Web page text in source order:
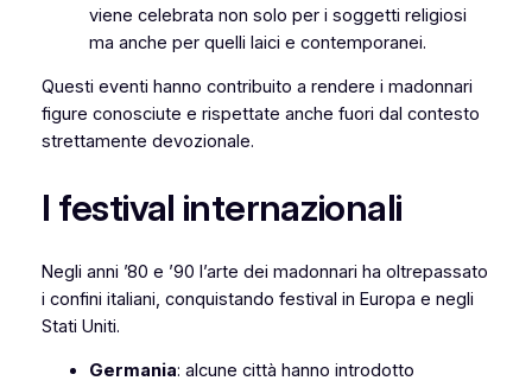
viene celebrata non solo per i soggetti religiosi
ma anche per quelli laici e contemporanei.
Questi eventi hanno contribuito a rendere i madonnari
figure conosciute e rispettate anche fuori dal contesto
strettamente devozionale.
I festival internazionali
Negli anni ’80 e ’90 l’arte dei madonnari ha oltrepassato
i confini italiani, conquistando festival in Europa e negli
Stati Uniti.
Germania: alcune città hanno introdotto